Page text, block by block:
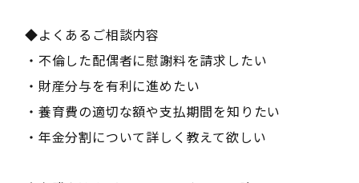
◆よくあるご相談内容
・不倫した配偶者に慰謝料を請求したい
・財産分与を有利に進めたい
・養育費の適切な額や支払期間を知りたい
・年金分割について詳しく教えて欲しい